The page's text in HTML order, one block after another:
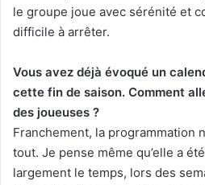
le groupe joue avec sérénité et
difficile à arrêter.
Vous avez déjà évoqué un
cette fin de saison. Comment
des joueuses ?
Franchement, la programmation
tout. Je pense même qu’elle a
largement le temps, lors des